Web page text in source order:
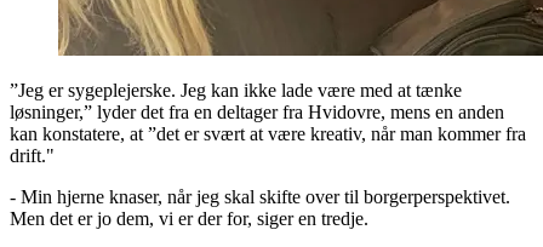
”Jeg er sygeplejerske. Jeg kan ikke lade være med at tænke
løsninger,” lyder det fra en deltager fra Hvidovre, mens en anden
kan konstatere, at ”det er svært at være kreativ, når man kommer fra
drift."
- Min hjerne knaser, når jeg skal skifte over til borgerperspektivet.
Men det er jo dem, vi er der for, siger en tredje.